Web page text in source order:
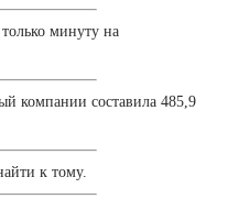
минуту на
компании составила 485,9
к тому.